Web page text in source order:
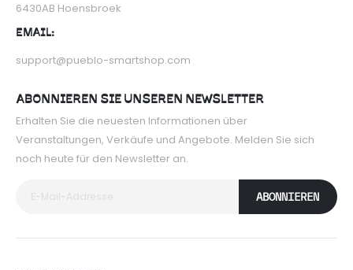
6430AB Hoensbroek
EMAIL:
support@pueblo-smartshop.com
ABONNIEREN SIE UNSEREN NEWSLETTER
Erhalten Sie die neuesten Informationen über
Veranstaltungen, Verkäufe und Angebote. Melden Sie sich
noch heute für den Newsletter an.
ABONNIEREN